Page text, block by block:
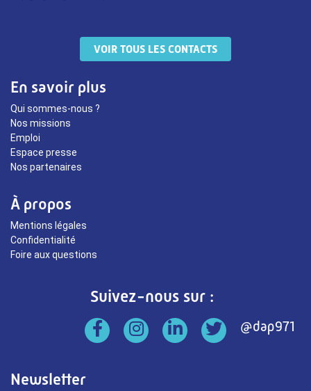
VOIR TOUS LES CONTACTS
En savoir plus
Qui sommes-nous ?
Nos missions
Emploi
Espace presse
Nos partenaires
À propos
Mentions légales
Confidentialité
Foire aux questions
Suivez-nous sur :
Newsletter